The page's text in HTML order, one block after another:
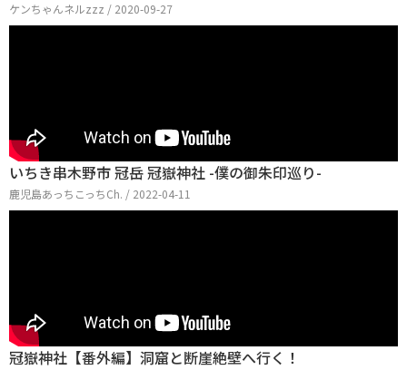
ケンちゃんネルzzz / 2020-09-27
いちき串木野市 冠岳 冠嶽神社 -僕の御朱印巡り-
鹿児島あっちこっちCh. / 2022-04-11
冠嶽神社【番外編】洞窟と断崖絶壁へ行く！